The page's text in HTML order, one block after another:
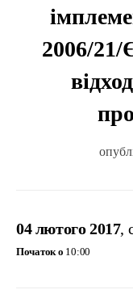
2006/
04 лютого 2017,
Початок о 10:00